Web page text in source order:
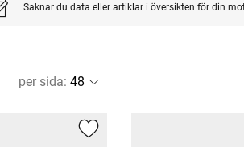
Saknar du data eller artiklar i översikten för din
per sida: